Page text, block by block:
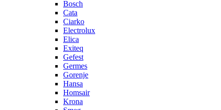
Bosch
Cata
Ciarko
Electrolux
Elica
Exiteq
Gefest
Germes
Gorenje
Hansa
Homsair
Krona